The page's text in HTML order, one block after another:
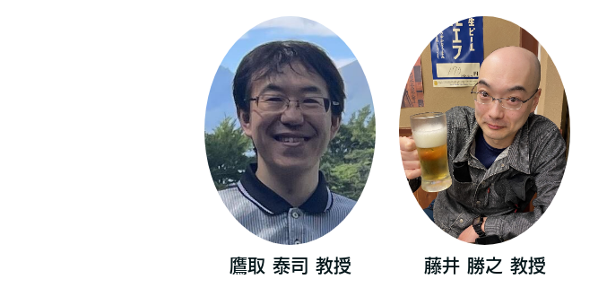
鷹取 泰司 教授 藤井 勝之 教授